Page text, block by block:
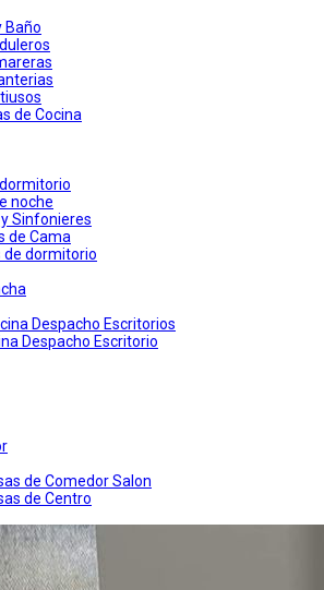
Baño
de Cocina
noche
Sinfonieres
de Cama
de dormitorio
Despacho Escritorios
Despacho Escritorio
de Comedor Salon
de Centro